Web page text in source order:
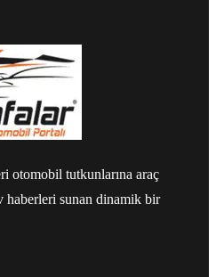
otomobil tutkunlarına araç
haberleri sunan dinamik bir